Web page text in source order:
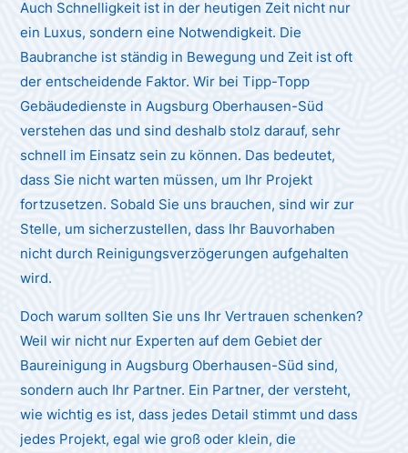
Auch Schnelligkeit ist in der heutigen Zeit nicht nur
ein Luxus, sondern eine Notwendigkeit. Die
Baubranche ist ständig in Bewegung und Zeit ist oft
der entscheidende Faktor. Wir bei Tipp-Topp
Gebäudedienste in Augsburg Oberhausen-Süd
verstehen das und sind deshalb stolz darauf, sehr
schnell im Einsatz sein zu können. Das bedeutet,
dass Sie nicht warten müssen, um Ihr Projekt
fortzusetzen. Sobald Sie uns brauchen, sind wir zur
Stelle, um sicherzustellen, dass Ihr Bauvorhaben
nicht durch Reinigungsverzögerungen aufgehalten
wird.
Doch warum sollten Sie uns Ihr Vertrauen schenken?
Weil wir nicht nur Experten auf dem Gebiet der
Baureinigung in Augsburg Oberhausen-Süd sind,
sondern auch Ihr Partner. Ein Partner, der versteht,
wie wichtig es ist, dass jedes Detail stimmt und dass
jedes Projekt, egal wie groß oder klein, die